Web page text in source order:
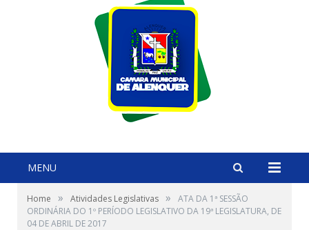
MENU
Home » Atividades Legislativas »
ATA DA 1ª SESSÃO
ORDINÁRIA DO 1º PERÍODO LEGISLATIVO DA 19ª LEGISLATURA, DE
04 DE ABRIL DE 2017